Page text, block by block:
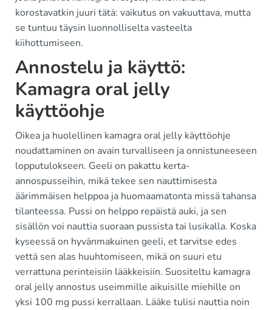
korostavatkin juuri tätä: vaikutus on vakuuttava, mutta
se tuntuu täysin luonnolliselta vasteelta
kiihottumiseen.
Annostelu ja käyttö:
Kamagra oral jelly
käyttöohje
Oikea ja huolellinen kamagra oral jelly käyttöohje
noudattaminen on avain turvalliseen ja onnistuneeseen
lopputulokseen. Geeli on pakattu kerta-
annospusseihin, mikä tekee sen nauttimisesta
äärimmäisen helppoa ja huomaamatonta missä tahansa
tilanteessa. Pussi on helppo repäistä auki, ja sen
sisällön voi nauttia suoraan pussista tai lusikalla. Koska
kyseessä on hyvänmakuinen geeli, et tarvitse edes
vettä sen alas huuhtomiseen, mikä on suuri etu
verrattuna perinteisiin lääkkeisiin. Suositeltu kamagra
oral jelly annostus useimmille aikuisille miehille on
yksi 100 mg pussi kerrallaan. Lääke tulisi nauttia noin